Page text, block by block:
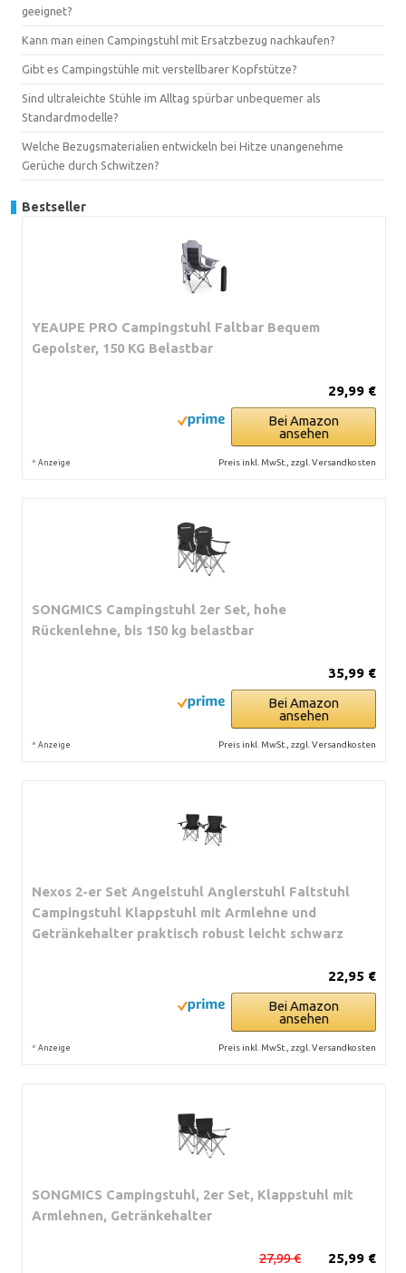
geeignet?
Kann man einen Campingstuhl mit Ersatzbezug nachkaufen?
Gibt es Campingstühle mit verstellbarer Kopfstütze?
Sind ultraleichte Stühle im Alltag spürbar unbequemer als
Standardmodelle?
Welche Bezugsmaterialien entwickeln bei Hitze unangenehme
Gerüche durch Schwitzen?
Bestseller
YEAUPE PRO Campingstuhl Faltbar Bequem
Gepolster, 150 KG Belastbar
29,99 €
Bei Amazon
ansehen
* Anzeige Preis inkl. MwSt., zzgl. Versandkosten
SONGMICS Campingstuhl 2er Set, hohe
Rückenlehne, bis 150 kg belastbar
35,99 €
Bei Amazon
ansehen
* Anzeige Preis inkl. MwSt., zzgl. Versandkosten
Nexos 2-er Set Angelstuhl Anglerstuhl Faltstuhl
Campingstuhl Klappstuhl mit Armlehne und
Getränkehalter praktisch robust leicht schwarz
22,95 €
Bei Amazon
ansehen
* Anzeige Preis inkl. MwSt., zzgl. Versandkosten
SONGMICS Campingstuhl, 2er Set, Klappstuhl mit
Armlehnen, Getränkehalter
25,99 €
27,99 €